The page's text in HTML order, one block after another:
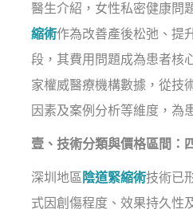
醫生介紹，女性私密健康問
縮術作為改善產後松弛、提
段，其費用問題成為患者核
家權威醫療機構數據，從技
因素及案例分析等維度，為
壹、技術分類與價格區間：
深圳地區 陰道緊縮術技術已
式因創傷程度、效果持久性